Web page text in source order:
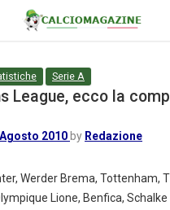
Serie A
League, ecco la
2010 by Redazione
Werder Brema, Tottenham,
Lione, Benfica, Schalke